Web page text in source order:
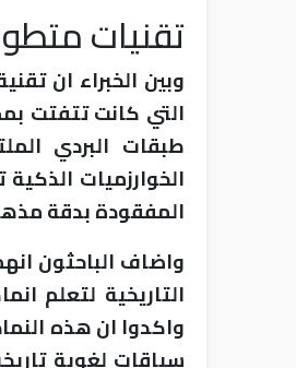
تقنيات
وبين الخبراء ان
التي كانت تتفتت
طبقات البردي
الخوارزميات
المفقودة بدقة
واضاف الباحثون
التاريخية لتعلم
واكدوا ان هذه
سياقات لغوية